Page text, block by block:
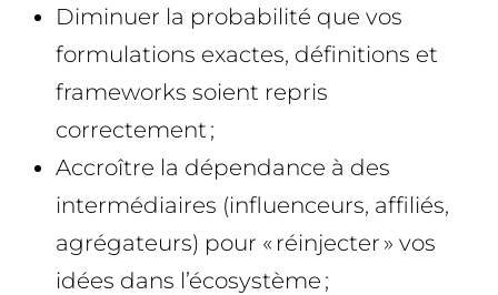
Diminuer la probabilité que vos
formulations exactes, définitions et
frameworks soient repris
correctement ;
Accroître la dépendance à des
intermédiaires (influenceurs, affiliés,
agrégateurs) pour « réinjecter » vos
idées dans l’écosystème ;